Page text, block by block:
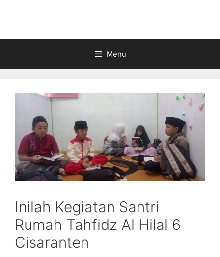
Menu
Inilah Kegiatan Santri
Rumah Tahfidz Al Hilal 6
Cisaranten